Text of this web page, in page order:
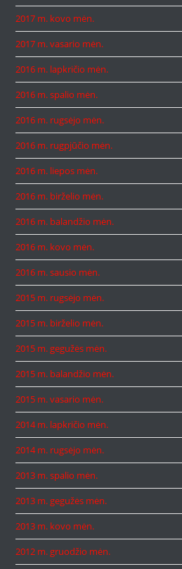
2017 m. kovo mėn.
2017 m. vasario mėn.
2016 m. lapkričio mėn.
2016 m. spalio mėn.
2016 m. rugsėjo mėn.
2016 m. rugpjūčio mėn.
2016 m. liepos mėn.
2016 m. birželio mėn.
2016 m. balandžio mėn.
2016 m. kovo mėn.
2016 m. sausio mėn.
2015 m. rugsėjo mėn.
2015 m. birželio mėn.
2015 m. gegužės mėn.
2015 m. balandžio mėn.
2015 m. vasario mėn.
2014 m. lapkričio mėn.
2014 m. rugsėjo mėn.
2013 m. spalio mėn.
2013 m. gegužės mėn.
2013 m. kovo mėn.
2012 m. gruodžio mėn.